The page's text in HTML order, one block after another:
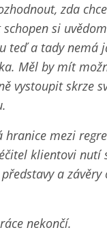
zda
si
teď a tady nemá
Měl by mít
vystoupit skrze
hranice mezi
klientovi nutí
a závěry
nekončí.